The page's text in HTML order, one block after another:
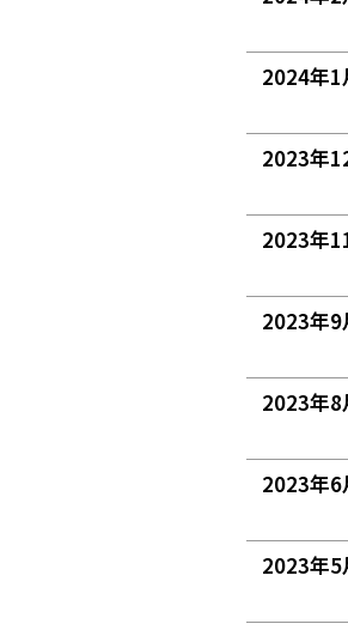
2024年1
2023年
2023年
2023年9
2023年8
2023年6
2023年5